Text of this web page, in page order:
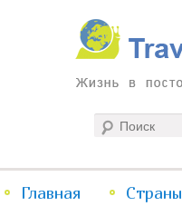
Traveliving
Жизнь в постоянном путешествии
менюГлавная Страны